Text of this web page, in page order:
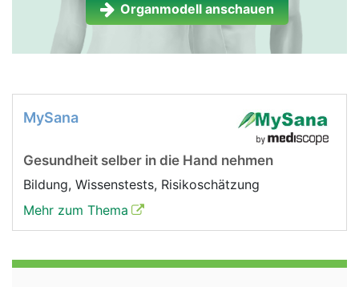
Organmodell anschauen
MySana
Gesundheit selber in die Hand nehmen
Bildung, Wissenstests, Risikoschätzung
Mehr zum Thema